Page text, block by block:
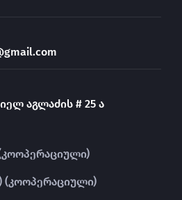
აგლაძის # 25 ა
(კოოპერაციული)